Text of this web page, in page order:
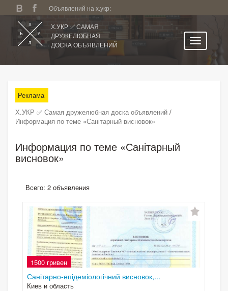
Объявлений на х.укр:
Х.УКР ✅ САМАЯ
ДРУЖЕЛЮБНАЯ
ДОСКА ОБЪЯВЛЕНИЙ
Все регионы
Категории
Избранное
Поиск по сайту
Реклама
Х.УКР ✅ Самая дружелюбная доска объявлений /
Информация по теме «Санітарный висновок»
Информация по теме «Санітарный
висновок»
Всего: 2 объявления
1500 гривен
Санітарно-епідеміологічний висновок,...
Киев и область